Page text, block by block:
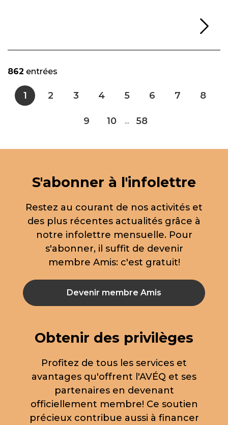
862 entrées
1 2 3 4 5 6 7 8
9 10 ... 58
S'abonner à l'infolettre
Restez au courant de nos activités et
des plus récentes actualités grâce à
notre infolettre mensuelle. Pour
s'abonner, il suffit de devenir
membre Amis: c'est gratuit!
Devenir membre Amis
Obtenir des privilèges
Profitez de tous les services et
avantages qu'offrent l'AVÉQ et ses
partenaires en devenant
officiellement membre! Ce soutien
précieux contribue aussi à financer